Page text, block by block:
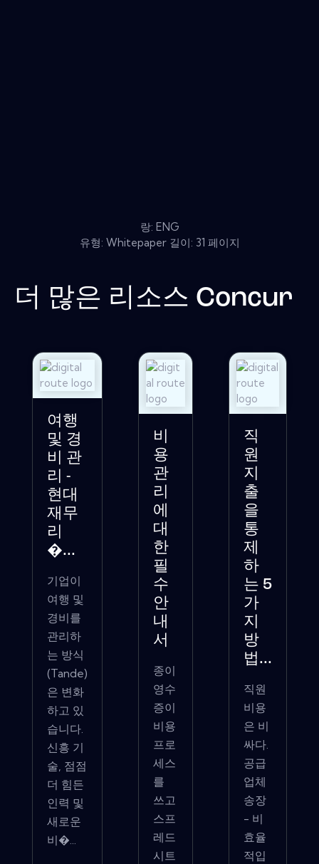
랑: ENG
유형: Whitepaper 길이: 31 페이지
더 많은 리소스 Concur
여행
및 경
비 관
리 -
현대
재무
리
�...
기업이
여행 및
경비를
관리하
는 방식
(Tande)
은 변화
하고 있
습니다.
신흥 기
술, 점점
더 힘든
인력 및
새로운
비�...
비
용
관
리
에
대
한
필
수
안
내
서
종이
영수
증이
비용
프로
세스
를
쓰고
스프
레드
시트
직
원
지
출
을
통
제
하
는 5
가
지
방
법...
직원
비용
은 비
싸다.
공급
업체
송장
- 비
효율
적입